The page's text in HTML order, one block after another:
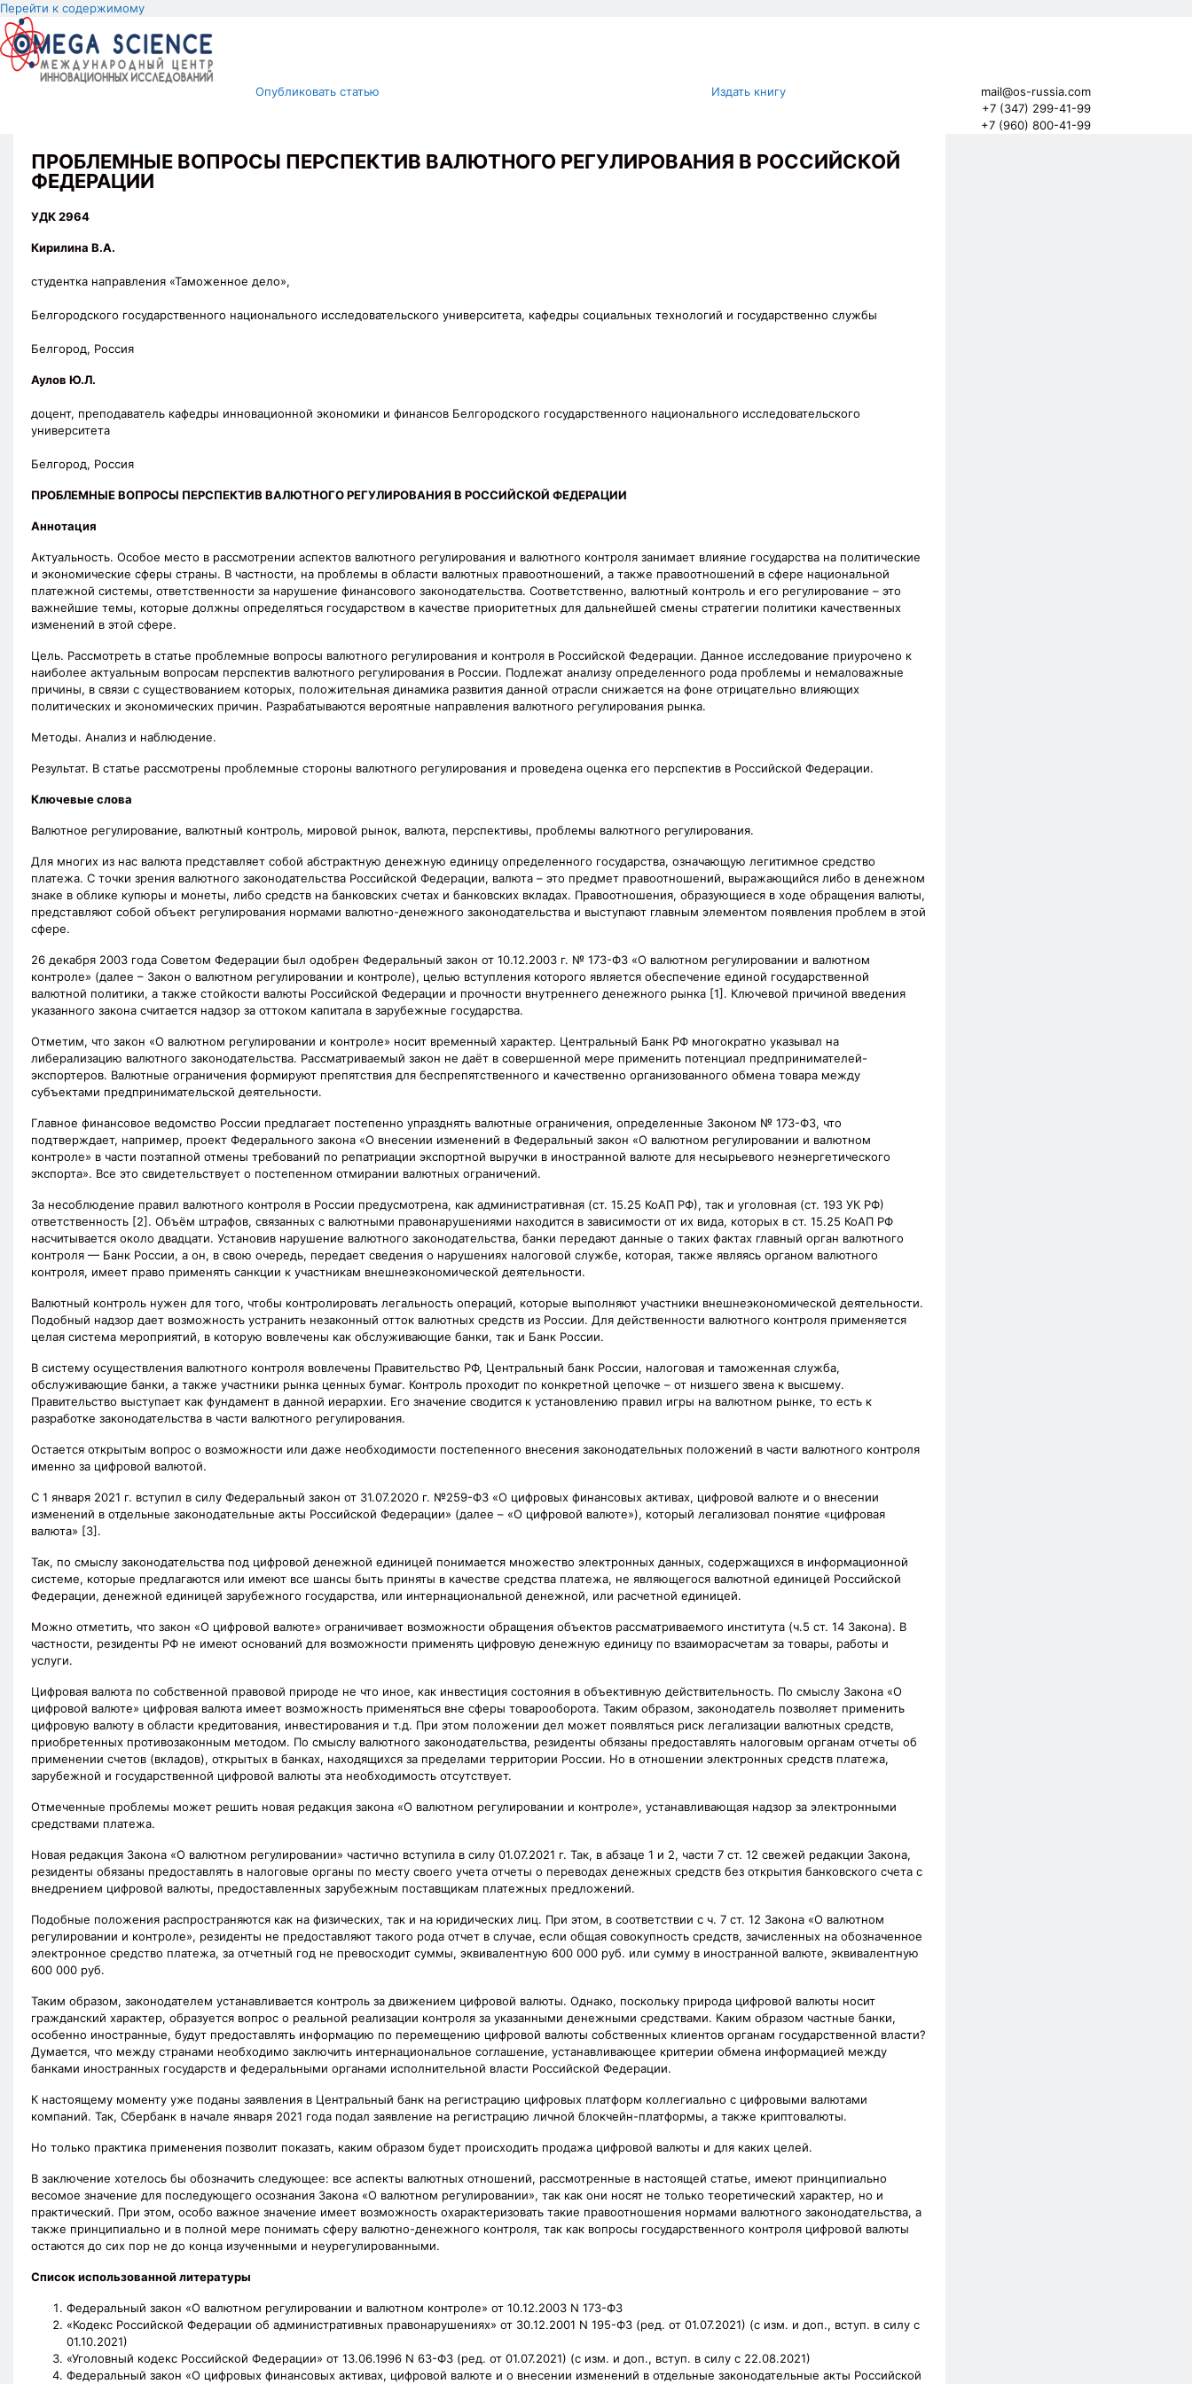
Перейти к содержимому
Опубликовать статью Издать книгу
mail@os-russia.com
+7 (347) 299-41-99
+7 (960) 800-41-99
ПРОБЛЕМНЫЕ ВОПРОСЫ ПЕРСПЕКТИВ ВАЛЮТНОГО РЕГУЛИРОВАНИЯ В РОССИЙСКОЙ
ФЕДЕРАЦИИ
УДК 2964
Кирилина В.А.
студентка направления «Таможенное дело»,
Белгородского государственного национального исследовательского университета, кафедры социальных технологий и государственно службы
Белгород, Россия
Аулов Ю.Л.
доцент, преподаватель кафедры инновационной экономики и финансов Белгородского государственного национального исследовательского
университета
Белгород, Россия
ПРОБЛЕМНЫЕ ВОПРОСЫ ПЕРСПЕКТИВ ВАЛЮТНОГО РЕГУЛИРОВАНИЯ В РОССИЙСКОЙ ФЕДЕРАЦИИ
Аннотация
Актуальность. Особое место в рассмотрении аспектов валютного регулирования и валютного контроля занимает влияние государства на политические
и экономические сферы страны. В частности, на проблемы в области валютных правоотношений, а также правоотношений в сфере национальной
платежной системы, ответственности за нарушение финансового законодательства. Соответственно, валютный контроль и его регулирование – это
важнейшие темы, которые должны определяться государством в качестве приоритетных для дальнейшей смены стратегии политики качественных
изменений в этой сфере.
Цель. Рассмотреть в статье проблемные вопросы валютного регулирования и контроля в Российской Федерации. Данное исследование приурочено к
наиболее актуальным вопросам перспектив валютного регулирования в России. Подлежат анализу определенного рода проблемы и немаловажные
причины, в связи с существованием которых, положительная динамика развития данной отрасли снижается на фоне отрицательно влияющих
политических и экономических причин. Разрабатываются вероятные направления валютного регулирования рынка.
Методы. Анализ и наблюдение.
Результат. В статье рассмотрены проблемные стороны валютного регулирования и проведена оценка его перспектив в Российской Федерации.
Ключевые слова
Валютное регулирование, валютный контроль, мировой рынок, валюта, перспективы, проблемы валютного регулирования.
Для многих из нас валюта представляет собой абстрактную денежную единицу определенного государства, означающую легитимное средство
платежа. С точки зрения валютного законодательства Российской Федерации, валюта – это предмет правоотношений, выражающийся либо в денежном
знаке в облике купюры и монеты, либо средств на банковских счетах и банковских вкладах. Правоотношения, образующиеся в ходе обращения валюты,
представляют собой объект регулирования нормами валютно-денежного законодательства и выступают главным элементом появления проблем в этой
сфере.
26 декабря 2003 года Советом Федерации был одобрен Федеральный закон от 10.12.2003 г. № 173-ФЗ «О валютном регулировании и валютном
контроле» (далее – Закон о валютном регулировании и контроле), целью вступления которого является обеспечение единой государственной
валютной политики, а также стойкости валюты Российской Федерации и прочности внутреннего денежного рынка [1]. Ключевой причиной введения
указанного закона считается надзор за оттоком капитала в зарубежные государства.
Отметим, что закон «О валютном регулировании и контроле» носит временный характер. Центральный Банк РФ многократно указывал на
либерализацию валютного законодательства. Рассматриваемый закон не даёт в совершенной мере применить потенциал предпринимателей-
экспортеров. Валютные ограничения формируют препятствия для беспрепятственного и качественно организованного обмена товара между
субъектами предпринимательской деятельности.
Главное финансовое ведомство России предлагает постепенно упразднять валютные ограничения, определенные Законом № 173-ФЗ, что
подтверждает, например, проект Федерального закона «О внесении изменений в Федеральный закон «О валютном регулировании и валютном
контроле» в части поэтапной отмены требований по репатриации экспортной выручки в иностранной валюте для несырьевого неэнергетического
экспорта». Все это свидетельствует о постепенном отмирании валютных ограничений.
За несоблюдение правил валютного контроля в России предусмотрена, как административная (ст. 15.25 КоАП РФ), так и уголовная (ст. 193 УК РФ)
ответственность [2]. Объём штрафов, связанных с валютными правонарушениями находится в зависимости от их вида, которых в ст. 15.25 КоАП РФ
насчитывается около двадцати. Установив нарушение валютного законодательства, банки передают данные о таких фактах главный орган валютного
контроля — Банк России, а он, в свою очередь, передает сведения о нарушениях налоговой службе, которая, также являясь органом валютного
контроля, имеет право применять санкции к участникам внешнеэкономической деятельности.
Валютный контроль нужен для того, чтобы контролировать легальность операций, которые выполняют участники внешнеэкономической деятельности.
Подобный надзор дает возможность устранить незаконный отток валютных средств из России. Для действенности валютного контроля применяется
целая система мероприятий, в которую вовлечены как обслуживающие банки, так и Банк России.
В систему осуществления валютного контроля вовлечены Правительство РФ, Центральный банк России, налоговая и таможенная служба,
обслуживающие банки, а также участники рынка ценных бумаг. Контроль проходит по конкретной цепочке – от низшего звена к высшему.
Правительство выступает как фундамент в данной иерархии. Его значение сводится к установлению правил игры на валютном рынке, то есть к
разработке законодательства в части валютного регулирования.
Остается открытым вопрос о возможности или даже необходимости постепенного внесения законодательных положений в части валютного контроля
именно за цифровой валютой.
С 1 января 2021 г. вступил в силу Федеральный закон от 31.07.2020 г. №259-ФЗ «О цифровых финансовых активах, цифровой валюте и о внесении
изменений в отдельные законодательные акты Российской Федерации» (далее – «О цифровой валюте»), который легализовал понятие «цифровая
валюта» [3].
Так, по смыслу законодательства под цифровой денежной единицей понимается множество электронных данных, содержащихся в информационной
системе, которые предлагаются или имеют все шансы быть приняты в качестве средства платежа, не являющегося валютной единицей Российской
Федерации, денежной единицей зарубежного государства, или интернациональной денежной, или расчетной единицей.
Можно отметить, что закон «О цифровой валюте» ограничивает возможности обращения объектов рассматриваемого института (ч.5 ст. 14 Закона). В
частности, резиденты РФ не имеют оснований для возможности применять цифровую денежную единицу по взаиморасчетам за товары, работы и
услуги.
Цифровая валюта по собственной правовой природе не что иное, как инвестиция состояния в объективную действительность. По смыслу Закона «О
цифровой валюте» цифровая валюта имеет возможность применяться вне сферы товарооборота. Таким образом, законодатель позволяет применить
цифровую валюту в области кредитования, инвестирования и т.д. При этом положении дел может появляться риск легализации валютных средств,
приобретенных противозаконным методом. По смыслу валютного законодательства, резиденты обязаны предоставлять налоговым органам отчеты об
применении счетов (вкладов), открытых в банках, находящихся за пределами территории России. Но в отношении электронных средств платежа,
зарубежной и государственной цифровой валюты эта необходимость отсутствует.
Отмеченные проблемы может решить новая редакция закона «О валютном регулировании и контроле», устанавливающая надзор за электронными
средствами платежа.
Новая редакция Закона «О валютном регулировании» частично вступила в силу 01.07.2021 г. Так, в абзаце 1 и 2, части 7 ст. 12 свежей редакции Закона,
резиденты обязаны предоставлять в налоговые органы по месту своего учета отчеты о переводах денежных средств без открытия банковского счета с
внедрением цифровой валюты, предоставленных зарубежным поставщикам платежных предложений.
Подобные положения распространяются как на физических, так и на юридических лиц. При этом, в соответствии с ч. 7 ст. 12 Закона «О валютном
регулировании и контроле», резиденты не предоставляют такого рода отчет в случае, если общая совокупность средств, зачисленных на обозначенное
электронное средство платежа, за отчетный год не превосходит суммы, эквивалентную 600 000 руб. или сумму в иностранной валюте, эквивалентную
600 000 руб.
Таким образом, законодателем устанавливается контроль за движением цифровой валюты. Однако, поскольку природа цифровой валюты носит
гражданский характер, образуется вопрос о реальной реализации контроля за указанными денежными средствами. Каким образом частные банки,
особенно иностранные, будут предоставлять информацию по перемещению цифровой валюты собственных клиентов органам государственной власти?
Думается, что между странами необходимо заключить интернациональное соглашение, устанавливающее критерии обмена информацией между
банками иностранных государств и федеральными органами исполнительной власти Российской Федерации.
К настоящему моменту уже поданы заявления в Центральный банк на регистрацию цифровых платформ коллегиально с цифровыми валютами
компаний. Так, Сбербанк в начале января 2021 года подал заявление на регистрацию личной блокчейн-платформы, а также криптовалюты.
Но только практика применения позволит показать, каким образом будет происходить продажа цифровой валюты и для каких целей.
В заключение хотелось бы обозначить следующее: все аспекты валютных отношений, рассмотренные в настоящей статье, имеют принципиально
весомое значение для последующего осознания Закона «О валютном регулировании», так как они носят не только теоретический характер, но и
практический. При этом, особо важное значение имеет возможность охарактеризовать такие правоотношения нормами валютного законодательства, а
также принципиально и в полной мере понимать сферу валютно-денежного контроля, так как вопросы государственного контроля цифровой валюты
остаются до сих пор не до конца изученными и неурегулированными.
Список использованной литературы
Федеральный закон «О валютном регулировании и валютном контроле» от 10.12.2003 N 173-ФЗ
«Кодекс Российской Федерации об административных правонарушениях» от 30.12.2001 N 195-ФЗ (ред. от 01.07.2021) (с изм. и доп., вступ. в силу с
01.10.2021)
«Уголовный кодекс Российской Федерации» от 13.06.1996 N 63-ФЗ (ред. от 01.07.2021) (с изм. и доп., вступ. в силу с 22.08.2021)
Федеральный закон «О цифровых финансовых активах, цифровой валюте и о внесении изменений в отдельные законодательные акты Российской